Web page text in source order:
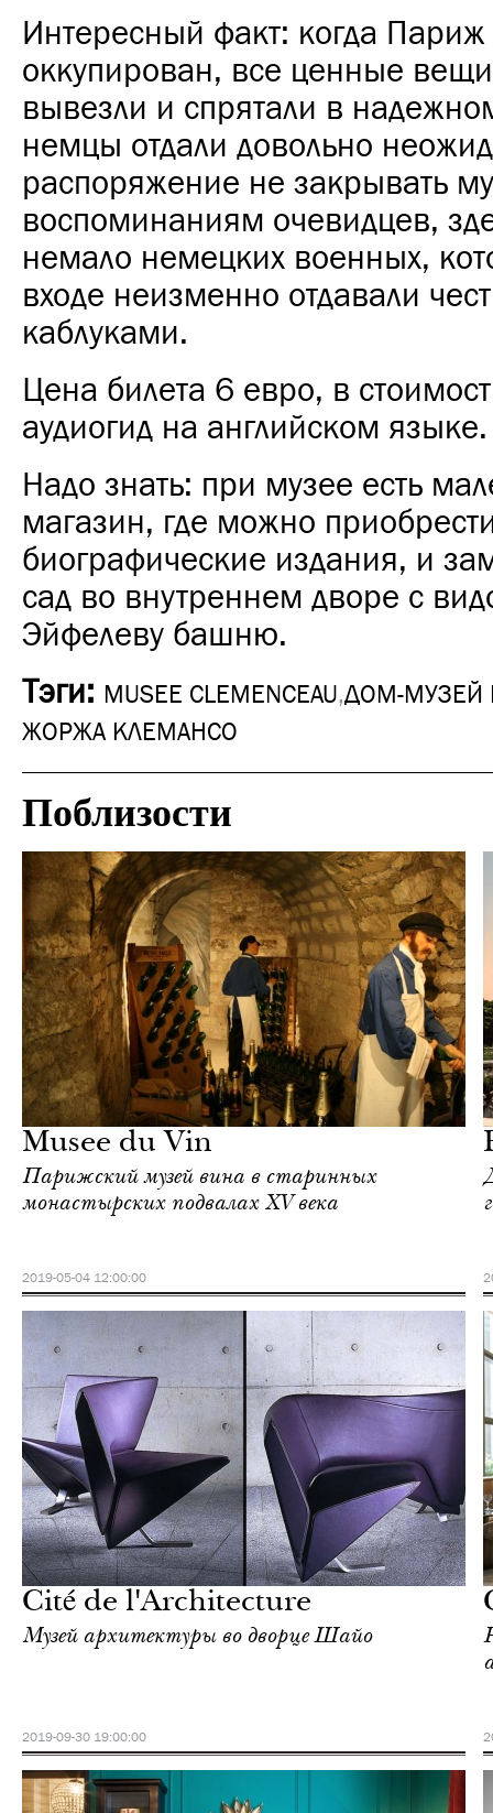
Интересный факт: когда
оккупирован, все ценные
вывезли и спрятали в
немцы отдали довольно
распоряжение не закрывать
воспоминаниям очевидцев,
немало немецких военных,
входе неизменно отдавали
каблуками.
Цена билета 6 евро, в
аудиогид на английском языке.
Надо знать: при музее есть
магазин, где можно
биографические издания, и
сад во внутреннем дворе с
Эйфелеву башню.
Тэги: MUSEE CLEMENCEAU,ДОМ-МУЗЕЙ
ЖОРЖА КЛЕМАНСО
Поблизости
Musee du Vin
Парижский музей вина в старинных
монастырских подвалах XV века
2019-05-04 12:00:00
среда
Cité de l'Architecture
Музей архитектуры во дворце Шайо
2019-09-30 19:00:00